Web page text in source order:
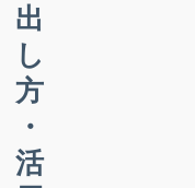
出
し
方
・
活